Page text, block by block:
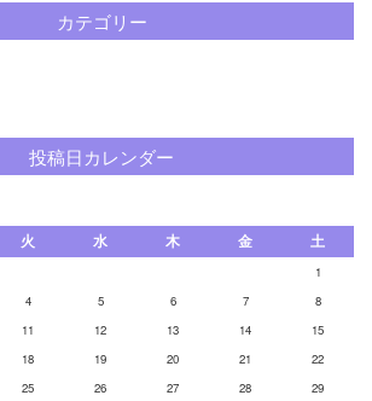
カテゴリー
投稿日カレンダー
火 水 木 金 土
1
4 5 6 7
8
11 12 13 14
15
18 19 20 21
22
25 26 27 28
29